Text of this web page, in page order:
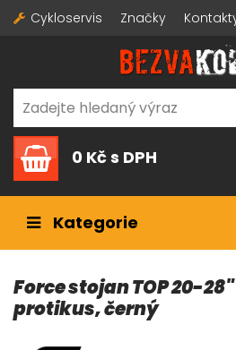
Cykloservis Značky
0 Kčs DPH
Kategorie
Force stojan TOP 20-
protikus, černý